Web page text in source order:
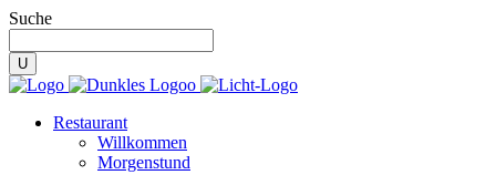
Suche
Restaurant
Willkommen
Morgenstund